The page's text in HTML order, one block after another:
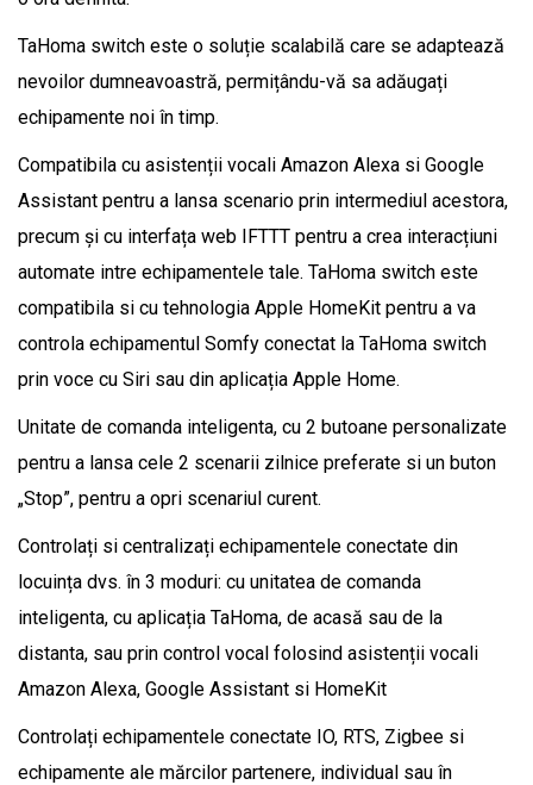
TaHoma switch este o soluție scalabilă care se adaptează
nevoilor dumneavoastră, permițându-vă sa adăugați
echipamente noi în timp.
Compatibila cu asistenții vocali Amazon Alexa si Google
Assistant pentru a lansa scenario prin intermediul acestora,
precum și cu interfața web IFTTT pentru a crea interacțiuni
automate intre echipamentele tale. TaHoma switch este
compatibila si cu tehnologia Apple HomeKit pentru a va
controla echipamentul Somfy conectat la TaHoma switch
prin voce cu Siri sau din aplicația Apple Home.
Unitate de comanda inteligenta, cu 2 butoane personalizate
pentru a lansa cele 2 scenarii zilnice preferate si un buton
„Stop”, pentru a opri scenariul curent.
Controlați si centralizați echipamentele conectate din
locuința dvs. în 3 moduri: cu unitatea de comanda
inteligenta, cu aplicația TaHoma, de acasă sau de la
distanta, sau prin control vocal folosind asistenții vocali
Amazon Alexa, Google Assistant si HomeKit
Controlați echipamentele conectate IO, RTS, Zigbee si
echipamente ale mărcilor partenere, individual sau în